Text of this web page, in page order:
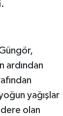
ardından
yağışlar
olan